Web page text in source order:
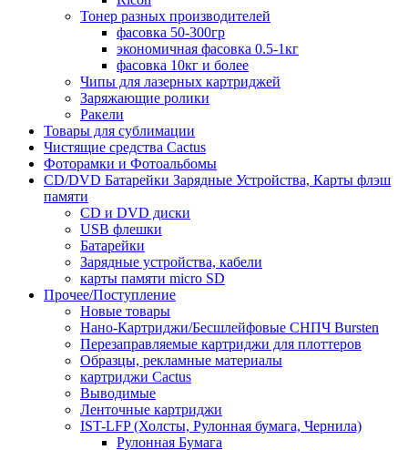
Тонер разных производителей
фасовка 50-300гр
экономичная фасовка 0.5-1кг
фасовка 10кг и более
Чипы для лазерных картриджей
Заряжающие ролики
Ракели
Товары для сублимации
Чистящие средства Cactus
Фоторамки и Фотоальбомы
CD/DVD Батарейки Зарядные Устройства, Карты флэш
памяти
CD и DVD диски
USB флешки
Батарейки
Зарядные устройства, кабели
карты памяти micro SD
Прочее/Поступление
Новые товары
Нано-Картриджи/Бесшлейфовые СНПЧ Bursten
Перезаправляемые картриджи для плоттеров
Образцы, рекламные материалы
картриджи Cactus
Выводимые
Ленточные картриджи
IST-LFP (Холсты, Рулонная бумага, Чернила)
Рулонная Бумага